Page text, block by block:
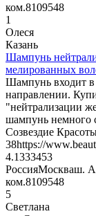
ком.8109548
1
Олеся
Казань
Шампунь
мелированных
Шампунь входит
направлении.
"нейтрализации
шампунь немного
Созвездие
38https://
4.1333453
РоссияМоскваш.
ком.8109548
5
Светлана